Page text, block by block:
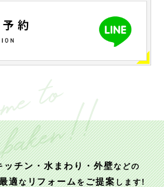
ッチン・水まわり・外壁などの
適なリフォームをご提案します!